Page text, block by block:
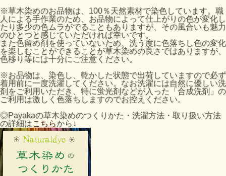
※草木染めのお品物は、100％天然素材で染色しています。職
人による手作業のため、お品物によって仕上がりの色が変化し
たり多少の色ムラがでることもありますが、その風合いも魅力
のひとつと感じていただければ幸いです。
また色留め剤を使っていないため、洗う度に色落ちし色の変化
を楽しむことができることが草木染めの良さではありますが、
色移り等には十分にご注意ください。
※お品物は、染色し、乾かした状態で出荷していますので必ず
着用前に一度洗濯してください。なお洗濯には自然に優しい洗
剤をご利用いただき、特に蛍光剤などが入った「合成洗剤」の
ご利用は激しく色落ちしますのでお控えください。
◎Payakaの草木染めのつくりかた・洗濯方法・取り扱い方法
の詳細はこちらから↓